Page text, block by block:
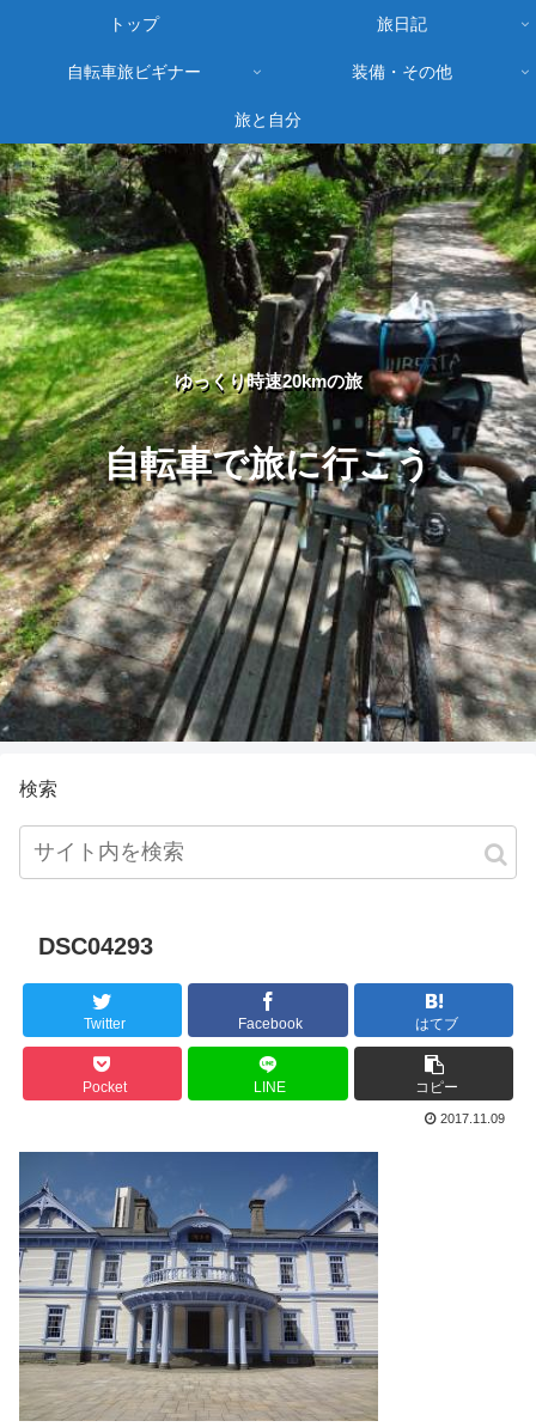
ゆっくり時速20kmの旅
自転車で旅に行こう
トップ 旅日記
自転車旅ビギナー 装備・その他
旅と自分
検索
DSC04293
Twitter Facebook はてブ
Pocket LINE コピー
2017.11.09